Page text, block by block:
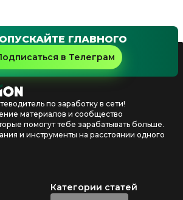
ГЛАВНОГО
в Телеграм
по заработку в сети!
материалов и сообщество
помогут тебе зарабатывать больше.
и инструменты на расстоянии одного
Категории статей